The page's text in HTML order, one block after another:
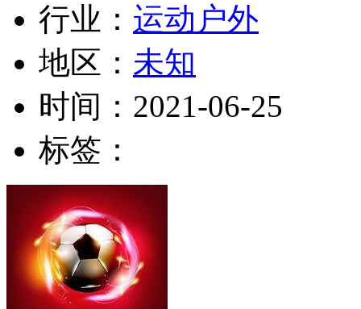
行业： 运动户外
地区： 未知
时间： 2021-06-25
标签：